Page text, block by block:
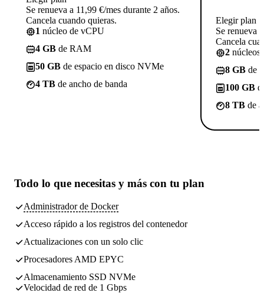
Se renueva a 11,99 €/mes durante 2 años.
Cancela cuando quieras.
1 núcleo de vCPU
4 GB de RAM
50 GB de espacio en disco NVMe
4 TB de ancho de banda
Elegir plan
Se renueva
Cancela
2 núcleos
8 GB de
100 GB
8 TB de
Todo lo que necesitas y más con tu plan
Administrador de Docker
Acceso rápido a los registros del contenedor
Actualizaciones con un solo clic
Procesadores AMD EPYC
Almacenamiento SSD NVMe
Velocidad de red de 1 Gbps